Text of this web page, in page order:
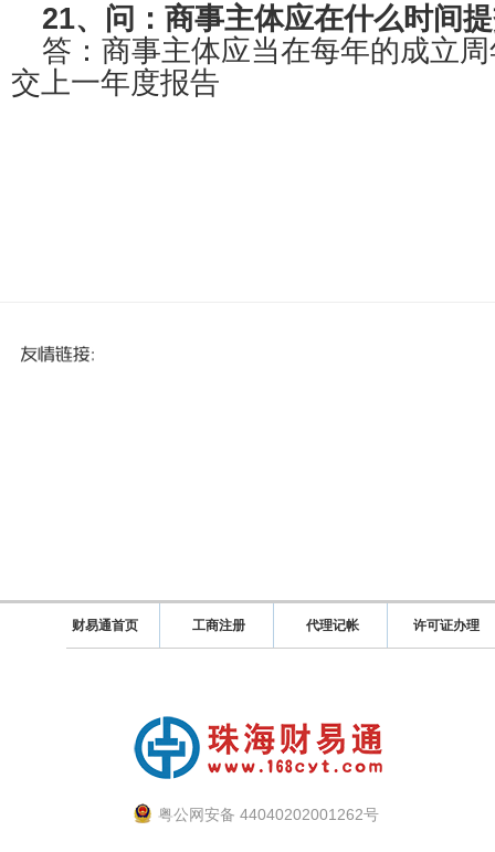
21、问：商事主体应在什么时间
答：商事主体应当在每年的成立
交上一年度报告
财易通首页 工商注册 代理记帐 许可证办理
粤公网安备 44040202001262号